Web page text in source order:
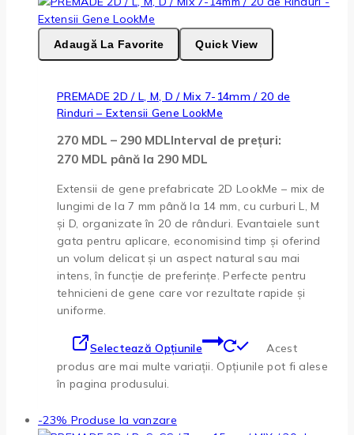
Adaugă La Favorite Quick View
PREMADE 2D / L, M, D / Mix 7-14mm / 20 de
Rinduri – Extensii Gene LookMe
270 MDL – 290 MDLInterval de prețuri:
270 MDL până la 290 MDL
Extensii de gene prefabricate 2D LookMe – mix de
lungimi de la 7 mm până la 14 mm, cu curburi L, M
și D, organizate în 20 de rânduri. Evantaiele sunt
gata pentru aplicare, economisind timp și oferind
un volum delicat și un aspect natural sau mai
intens, în funcție de preferințe. Perfecte pentru
tehnicieni de gene care vor rezultate rapide și
uniforme.
Selectează Opțiunile
Acest
produs are mai multe variații. Opțiunile pot fi alese
în pagina produsului.
-23% Produse la vanzare